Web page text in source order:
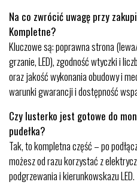
Na co zwrócić uwagę przy
Kompletne?
Kluczowe są: poprawna strona
grzanie, LED), zgodność wtyczki i
oraz jakość wykonania obudowy i
warunki gwarancji i dostępność
Czy lusterko jest gotowe do
pudełka?
Tak, to kompletna część – po
możesz od razu korzystać z
podgrzewania i kierunkowskazu LED.